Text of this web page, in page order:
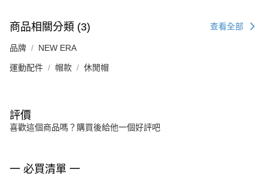
商品相關分類 (3) 查看全部
品牌 NEW ERA
運動配件 帽款 休閒帽
評價
喜歡這個商品嗎？購買後給他一個好評吧
一 必買清單 一